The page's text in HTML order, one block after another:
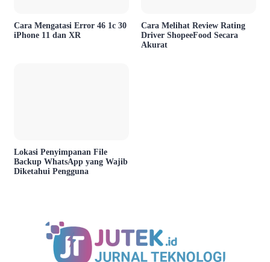
Cara Mengatasi Error 46 1c 30
iPhone 11 dan XR
Cara Melihat Review Rating
Driver ShopeeFood Secara
Akurat
Lokasi Penyimpanan File
Backup WhatsApp yang Wajib
Diketahui Pengguna